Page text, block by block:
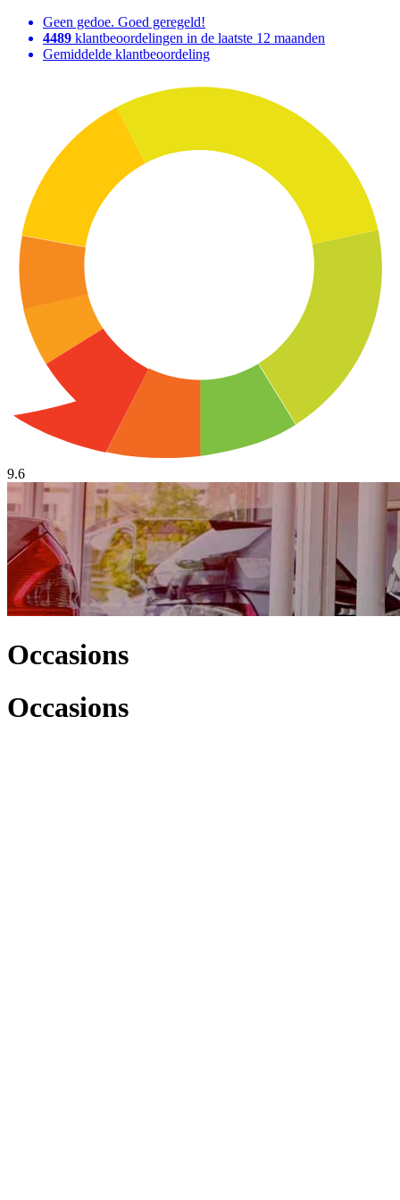
Geen gedoe. Goed geregeld!
4489 klantbeoordelingen in de laatste 12 maanden
Gemiddelde klantbeoordeling
9.6
Occasions
Occasions